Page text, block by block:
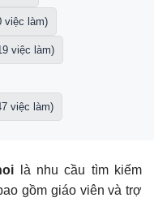
việc làm)
việc làm)
việc làm)
là nhu cầu tìm kiếm
gồm giáo viên và trợ